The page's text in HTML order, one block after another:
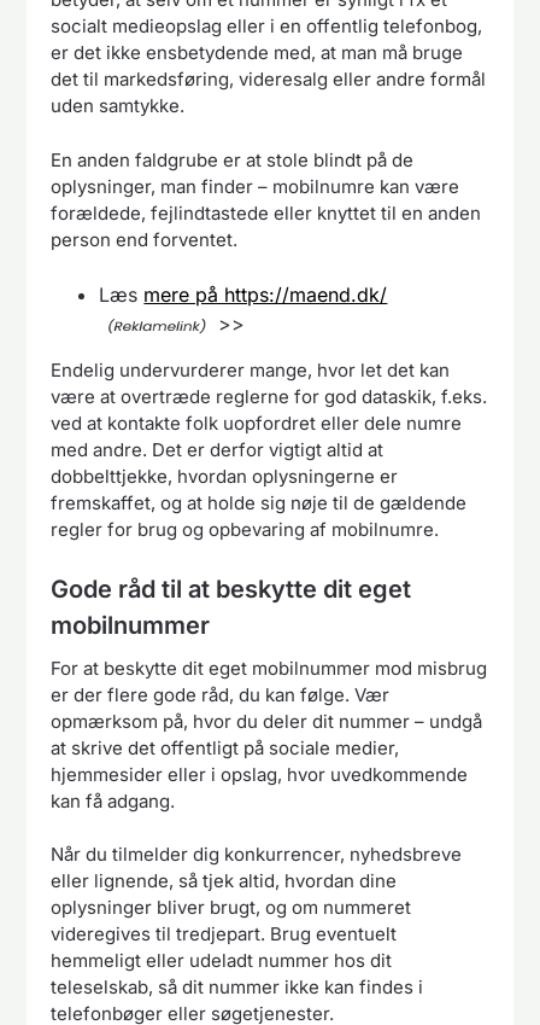
socialt medieopslag eller i en offentlig telefonbog,
er det ikke ensbetydende med, at man må bruge
det til markedsføring, videresalg eller andre formål
uden samtykke.
En anden faldgrube er at stole blindt på de
oplysninger, man finder – mobilnumre kan være
forældede, fejlindtastede eller knyttet til en anden
person end forventet.
Læs mere på https://maend.dk/
>>
Endelig undervurderer mange, hvor let det kan
være at overtræde reglerne for god dataskik, f.eks.
ved at kontakte folk uopfordret eller dele numre
med andre. Det er derfor vigtigt altid at
dobbelttjekke, hvordan oplysningerne er
fremskaffet, og at holde sig nøje til de gældende
regler for brug og opbevaring af mobilnumre.
Gode råd til at beskytte dit eget
mobilnummer
For at beskytte dit eget mobilnummer mod misbrug
er der flere gode råd, du kan følge. Vær
opmærksom på, hvor du deler dit nummer – undgå
at skrive det offentligt på sociale medier,
hjemmesider eller i opslag, hvor uvedkommende
kan få adgang.
Når du tilmelder dig konkurrencer, nyhedsbreve
eller lignende, så tjek altid, hvordan dine
oplysninger bliver brugt, og om nummeret
videregives til tredjepart. Brug eventuelt
hemmeligt eller udeladt nummer hos dit
teleselskab, så dit nummer ikke kan findes i
telefonbøger eller søgetjenester.